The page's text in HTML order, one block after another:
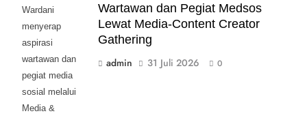
Wardani
menyerap
aspirasi
wartawan dan
pegiat media
sosial melalui
Media &
Wartawan dan Pegiat Medsos
Lewat Media-Content Creator
Gathering
admin
31 Juli 2026 0